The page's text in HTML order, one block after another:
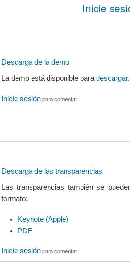
Inicie
Descarga de la demo
La demo está disponible paradescargar.
Inicie sesiónpara comentar
Descarga de las transparencias
Las transparencias también se
formato:
Keynote (Apple)
PDF
Inicie sesiónpara comentar